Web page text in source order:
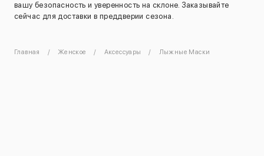
вашу безопасность и уверенность на склоне. Заказывайте
сейчас для доставки в преддверии сезона.
Главная Женское Аксессуары Лыжные Маски